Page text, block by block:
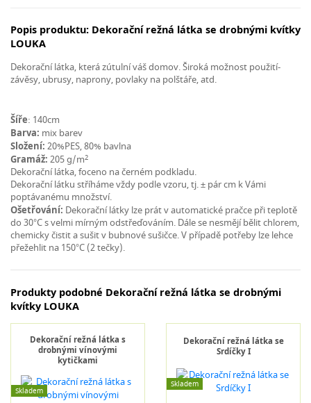
Popis produktu: Dekorační režná látka se drobnými kvítky
LOUKA
Dekorační látka, která zútulní váš domov. Široká možnost použití-
závěsy, ubrusy, naprony, povlaky na polštáře, atd.
Šíře: 140cm
Barva: mix barev
Složení: 20%PES, 80% bavlna
Gramáž: 205 g/m2
Dekorační látka, foceno na černém podkladu.
Dekorační látku stříháme vždy podle vzoru, tj. ± pár cm k Vámi
poptávanému množství.
Ošetřování: Dekorační látky lze prát v automatické pračce při teplotě
do 30°C s velmi mírným odstřeďováním. Dále se nesmějí bělit chlorem,
chemicky čistit a sušit v bubnové sušičce. V případě potřeby lze lehce
přežehlit na 150°C (2 tečky).
Produkty podobné Dekorační režná látka se drobnými
kvítky LOUKA
Dekorační režná látka s
drobnými vínovými
kytičkami
Skladem
Dekorační režná látka se
Srdíčky I
Skladem